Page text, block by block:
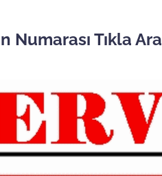
Tıkla Ara